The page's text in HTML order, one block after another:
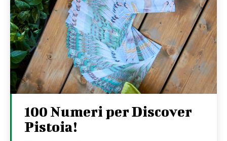
100 Numeri per Discover
Pistoia!